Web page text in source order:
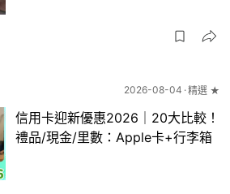
2026-08-04 精選 ★
信用卡迎新優惠2026｜20大比較！
禮品/現金/里數：Apple卡+行李箱